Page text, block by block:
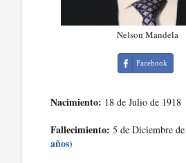
Nelson Mandela
Facebook
Nacimiento: 18 de Julio de 1918
Fallecimiento: 5 de Diciembre
años)